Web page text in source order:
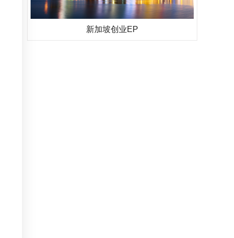
新加坡创业EP